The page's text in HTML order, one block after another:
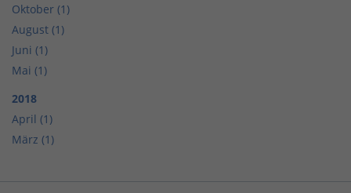
Oktober (1)
August (1)
Juni (1)
Mai (1)
2018
April (1)
März (1)